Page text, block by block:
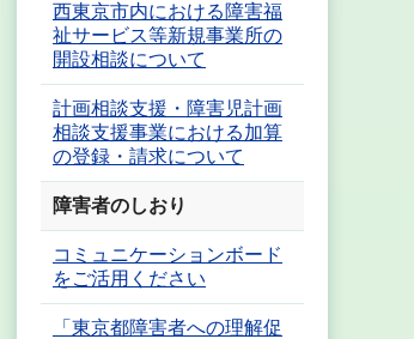
西東京市内における障害福
祉サービス等新規事業所の
開設相談について
計画相談支援・障害児計画
相談支援事業における加算
の登録・請求について
障害者のしおり
コミュニケーションボード
をご活用ください
「東京都障害者への理解促